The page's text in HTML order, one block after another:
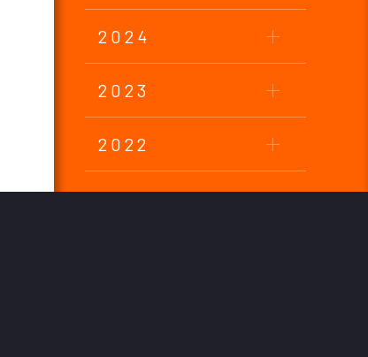
2024
2023
2022
2021